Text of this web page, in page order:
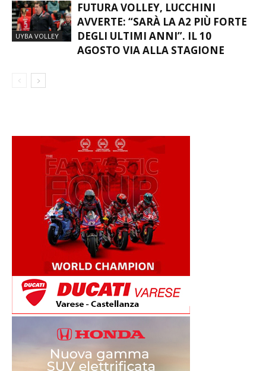
UYBA VOLLEY
FUTURA VOLLEY, LUCCHINI
AVVERTE: “SARÀ LA A2 PIÙ FORTE
DEGLI ULTIMI ANNI”. IL 10
AGOSTO VIA ALLA STAGIONE